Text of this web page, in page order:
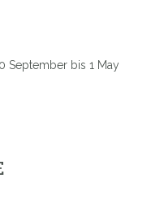
September bis 1 May